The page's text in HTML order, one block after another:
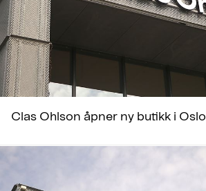
Clas Ohlson åpner ny butikk i Oslo